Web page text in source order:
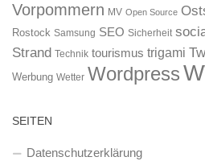
Vorpommern MV Open Source
Rostock Samsung SEO Sicherheit
Strand Technik tourismus trigami
Werbung Wetter Wordpress
SEITEN
Datenschutzerklärung